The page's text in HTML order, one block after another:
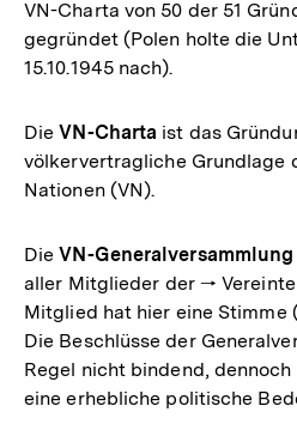
VN-Charta von 50 der 51
gegründet (Polen holte die
15.10.1945 nach).
DieVN-Charta ist das
völkervertragliche Grundlage
Nationen (VN).
DieVN-Generalversammlung
aller Mitglieder der 🠒
Mitglied hat hier eine Stimme
Die Beschlüsse der
Regel nicht bindend,
eine erhebliche politische